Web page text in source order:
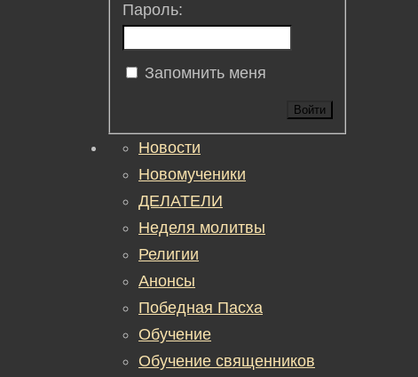
Пароль:
Запомнить меня
Войти
Новости
Новомученики
ДЕЛАТЕЛИ
Неделя молитвы
Религии
Анонсы
Победная Пасха
Обучение
Обучение священников